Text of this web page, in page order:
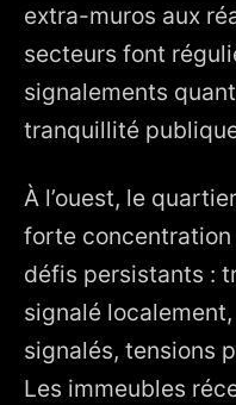
extra-muros aux
secteurs font
signalements
tranquillité
À l’ouest, le quartier
forte concentration
défis persistants :
signalé
signalés, tensions
Les immeubles